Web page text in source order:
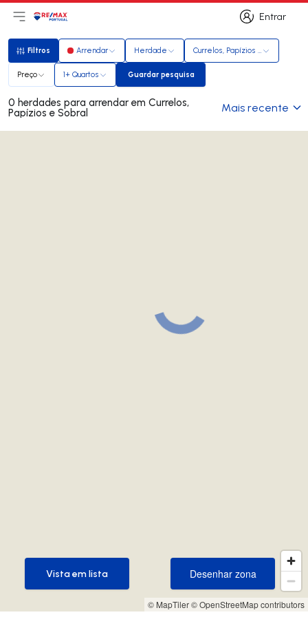
Entrar
Entrar
Abri menu principal
LogoIr para página inicial
Filtros
Filtros Arrendar Herdade Currelos, Papízios e Sobral
Preço 1+ Quartos Guardar pesquisa
Guardar pesquisa
0 herdades para arrendar em Currelos,
Papízios e Sobral Mais recente
© MapTiler© OpenStreetMap contributors
Desenhar zona
Desenhar zona
Vista em lista
Vista em lista